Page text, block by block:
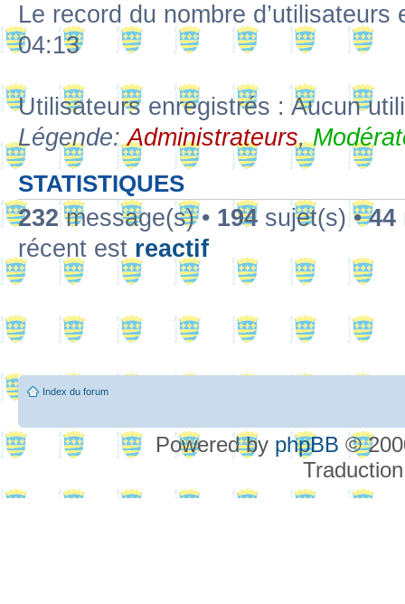
Le record du nombre
04:13
Utilisateurs enregistrés : Aucun
Légende:Administrateurs,
STATISTIQUES
232message(s) • 194 sujet(s) •44
récent est reactif
Index du forum
Powered by phpBB ©